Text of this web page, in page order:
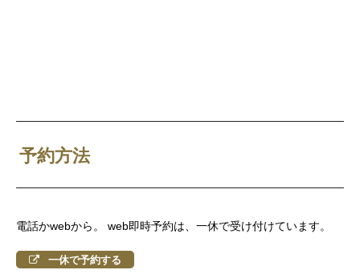
予約方法
電話かwebから。 web即時予約は、一休で受け付けています。
一休で予約する